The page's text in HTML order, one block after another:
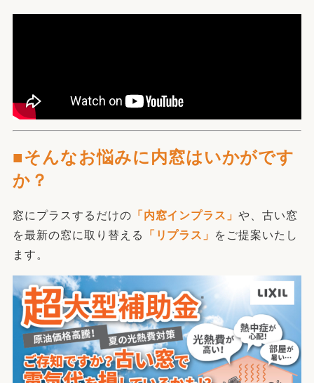
■そんなお悩みに内窓はいかがです
か？
窓にプラスするだけの 「内窓インプラス」や、古い窓
を最新の窓に取り替える
「リプラス」 をご提案いたし
ます。